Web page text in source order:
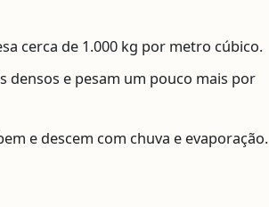
cerca de 1.000 kg por metro cúbico.
densos e pesam um pouco mais por
e descem com chuva e evaporação.